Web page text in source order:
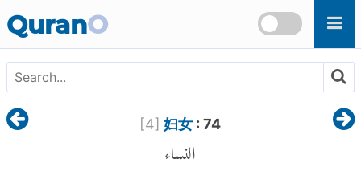
QuranO
[4] 妇女 : 74
النساء